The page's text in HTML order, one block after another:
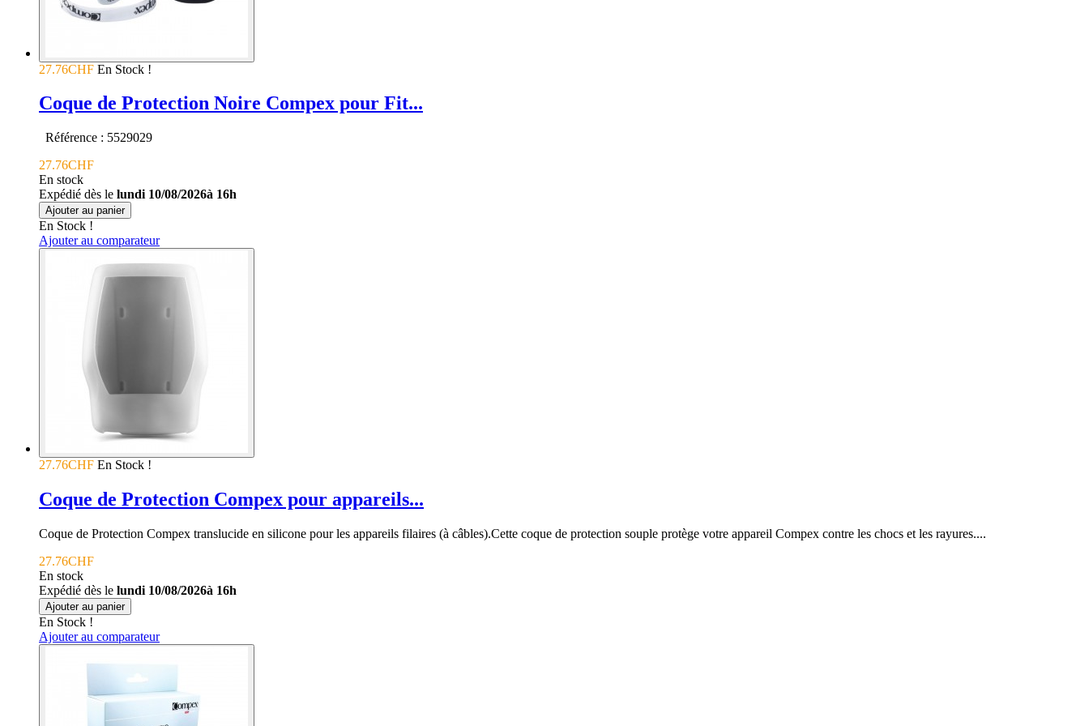
27.76CHF En Stock !
Coque de Protection Noire Compex pour Fit...
Référence : 5529029
27.76CHF
En stock
Expédié dès le lundi 10/08/2026à 16h
Ajouter au panier
En Stock !
Ajouter au comparateur
27.76CHF En Stock !
Coque de Protection Compex pour appareils...
Coque de Protection Compex translucide en silicone pour les appareils filaires (à câbles).Cette coque de protection souple protège votre appareil Compex contre les chocs et les rayures....
27.76CHF
En stock
Expédié dès le lundi 10/08/2026à 16h
Ajouter au panier
En Stock !
Ajouter au comparateur